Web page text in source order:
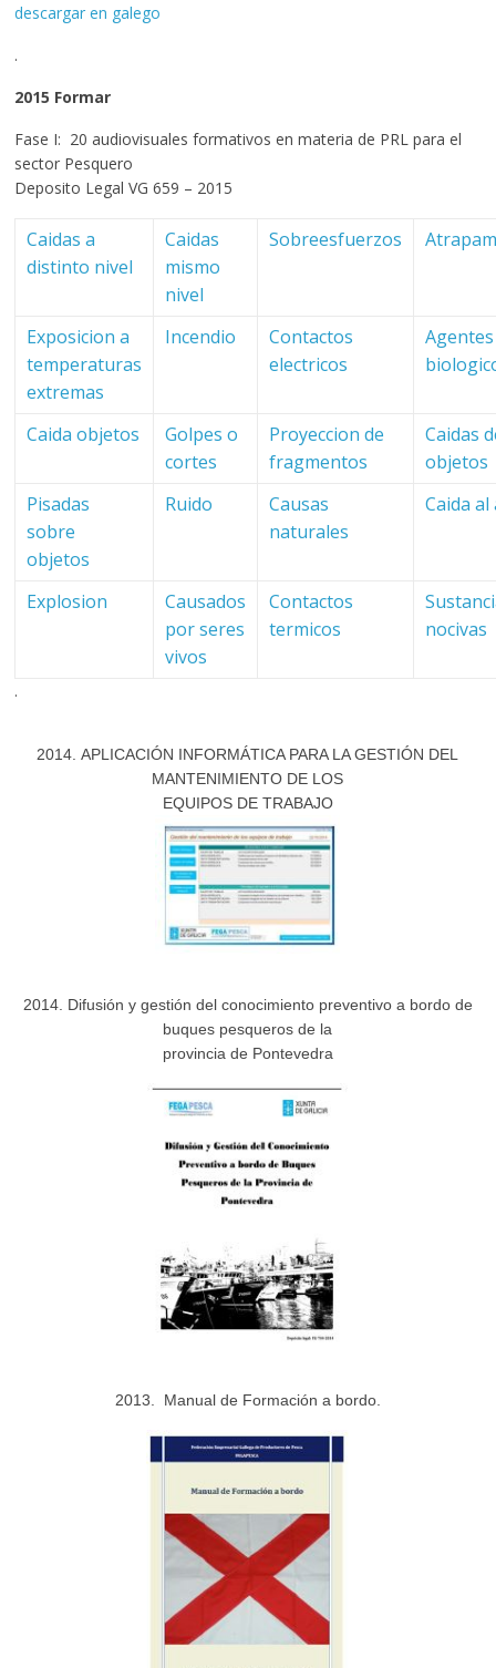
descargar en galego
.
2015 Formar
Fase I: 20 audiovisuales formativos en materia de PRL para el
sector Pesquero
Deposito Legal VG 659 – 2015
Caidas a
distinto nivel
Caidas
mismo
nivel
Sobreesfuerzos
Exposicion a
temperaturas
extremas
Incendio
Contactos
electricos
Agentes
Caida objetos
Golpes o
cortes
Proyeccion de
fragmentos
Caidas
objetos
Pisadas
sobre
objetos
Ruido
Causas
naturales
Caida
Explosion
Causados
por seres
vivos
Contactos
termicos
nocivas
.
2014. APLICACIÓN INFORMÁTICA PARA LA GESTIÓN DEL
MANTENIMIENTO DE LOS
EQUIPOS DE TRABAJO
2014. Difusión y gestión del conocimiento preventivo a bordo de
buques pesqueros de la
provincia de Pontevedra
2013. Manual de Formación a bordo.